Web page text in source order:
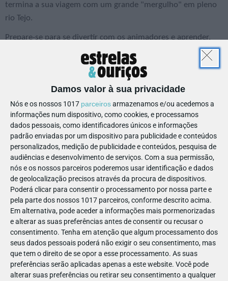
Damos valor à sua privacidade
Nós e os nossos 1017 parceirosarmazenamos e/ou acedemos a
informações num dispositivo, como cookies, e processamos
dados pessoais, como identificadores únicos e informações
padrão enviadas por um dispositivo para publicidade e conteúdos
personalizados, medição de publicidade e conteúdos, pesquisa de
audiências e desenvolvimento de serviços. Com a sua permissão,
nós e os nossos parceiros poderemos usar identificação e dados
de geolocalização precisos através da procura de dispositivos.
Poderá clicar para consentir o processamento por nossa parte e
pela parte dos nossos 1017 parceiros, conforme descrito acima.
Em alternativa, pode aceder a informações mais pormenorizadas
e alterar as suas preferências antes de consentir ou recusar o
consentimento. Tenha em atenção que algum processamento dos
seus dados pessoais poderá não exigir o seu consentimento, mas
que tem o direito de se opor a esse processamento. As suas
preferências serão aplicadas apenas a este website. Você pode
alterar suas preferências ou retirar seu consentimento a qualquer
termina a sua viagem com um grande "mergulho" em pleno
rio Tejo.
Prepare-se para se divertir com os animadores e aprender,
entre mitos, lendas e curiosidades, sobre a cultura e história
fabulosa desta cidade deslumbrante, em 90 minutos de
muita interação e energia positiva.
🦛 Desconto especial e
informações úteis!